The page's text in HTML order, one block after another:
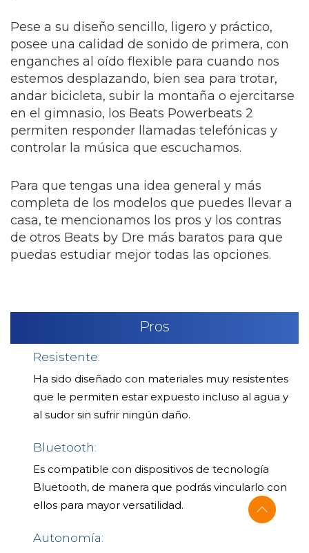
Pese a su diseño sencillo, ligero y práctico,
posee una calidad de sonido de primera, con
enganches al oído flexible para cuando nos
estemos desplazando, bien sea para trotar,
andar bicicleta, subir la montaña o ejercitarse
en el gimnasio, los Beats Powerbeats 2
permiten responder llamadas telefónicas y
controlar la música que escuchamos.
Para que tengas una idea general y más
completa de los modelos que puedes llevar a
casa, te mencionamos los pros y los contras
de otros Beats by Dre más baratos para que
puedas estudiar mejor todas las opciones.
Pros
Resistente:
Ha sido diseñado con materiales muy resistentes
que le permiten estar expuesto incluso al agua y
al sudor sin sufrir ningún daño.
Bluetooth:
Es compatible con dispositivos de tecnología
Bluetooth, de manera que podrás vincularlo con
ellos para mayor versatilidad.
Autonomía: